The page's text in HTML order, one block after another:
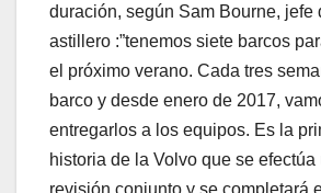
duración, según Sam Bourne, jefe
astillero :”tenemos siete barcos
el próximo verano. Cada tres
barco y desde enero de 2017,
entregarlos a los equipos. Es la
historia de la Volvo que se
revisión conjunto y se completará